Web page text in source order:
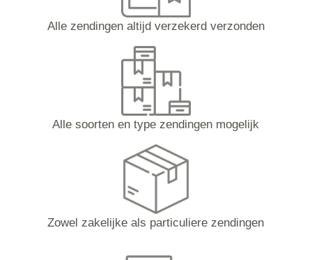
Alle zendingen altijd verzekerd verzonden
Alle soorten en type zendingen mogelijk
Zowel zakelijke als particuliere zendingen